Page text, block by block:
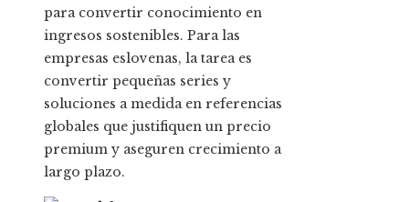
para convertir conocimiento en
ingresos sostenibles. Para las
empresas eslovenas, la tarea es
convertir pequeñas series y
soluciones a medida en referencias
globales que justifiquen un precio
premium y aseguren crecimiento a
largo plazo.